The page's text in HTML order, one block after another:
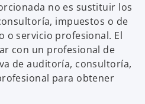
no es sustituir los
impuestos o de
o servicio profesional. El
con un profesional de
de auditoría, consultoría,
para obtener